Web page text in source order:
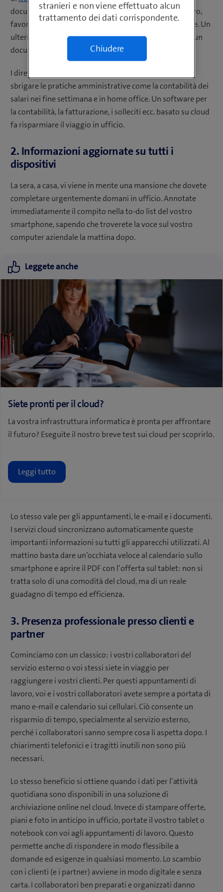
documenti da qualsiasi luogo e con qualsiasi dispositivo,
favorendo, in particolare, anche il lavoro in home office. Un
ulteriore vantaggio? Più persone possono lavorare su un
documento contemporaneamente.
I direttori aziendali si ritrovano sempre più spesso a
sbrigare le pratiche amministrative come la contabilità dei
salari nei fine settimana e in home office. Un software per
la contabilità, la fatturazione, i solleciti ecc. basato su cloud
fa risparmiare il viaggio in ufficio.
2. Informazioni aggiornate su tutti i
dispositivi
La sera, a casa, vi viene in mente una mansione che dovete
completare urgentemente domani in ufficio. Annotate
immediatamente il compito nella to-do list del vostro
smartphone, sapendo che troverete la voce sul vostro
computer aziendale la mattina dopo.
Leggete anche
Siete pronti per il cloud?
La vostra infrastruttura informatica è pronta per affrontare
il futuro? Eseguite il nostro breve test sui cloud per scoprirlo.
Leggi tutto
Lo stesso vale per gli appuntamenti, le e-mail e i documenti.
I servizi cloud sincronizzano automaticamente queste
importanti informazioni su tutti gli apparecchi utilizzati. Al
mattino basta dare un’occhiata veloce al calendario sullo
smartphone e aprire il PDF con l’offerta sul tablet: non si
tratta solo di una comodità del cloud, ma di un reale
guadagno di tempo ed efficienza.
3. Presenza professionale presso clienti e
partner
Cominciamo con un classico: i vostri collaboratori del
servizio esterno o voi stessi siete in viaggio per
raggiungere i vostri clienti. Per questi appuntamenti di
lavoro, voi e i vostri collaboratori avete sempre a portata di
mano e-mail e calendario sui cellulari. Ciò consente un
risparmio di tempo, specialmente al servizio esterno,
perché i collaboratori sanno sempre cosa li aspetta dopo. I
chiarimenti telefonici e i tragitti inutili non sono più
necessari.
Lo stesso beneficio si ottiene quando i dati per l’attività
quotidiana sono disponibili in una soluzione di
archiviazione online nel cloud. Invece di stampare offerte,
piani e foto in anticipo in ufficio, portate il vostro tablet o
notebook con voi agli appuntamenti di lavoro. Questo
permette anche di rispondere in modo flessibile a
domande ed esigenze in qualsiasi momento. Lo scambio
con i clienti (e i partner) avviene in modo digitale e senza
carta. I collaboratori ben preparati e organizzati danno
stranieri e non viene effettuato alcun
trattamento dei dati corrispondente.
Chiudere